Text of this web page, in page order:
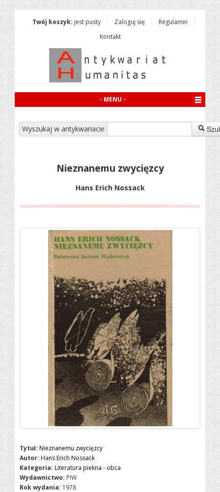
Twój koszyk: jest pusty Zaloguj się
Regulamin
Kontakt
- MENU -
Wyszukaj w antykwariacie
Nieznanemu zwycięzcy
Hans Erich Nossack
Tytuł: Nieznanemu zwycięzcy
Autor: Hans Erich Nossack
Kategoria: Literatura piekna - obca
Wydawnictwo: PIW
Rok wydania: 1978